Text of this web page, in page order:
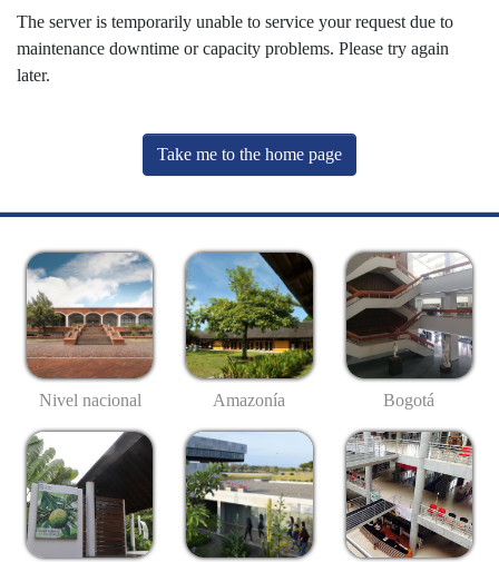
The server is temporarily unable to service your request due to
maintenance downtime or capacity problems. Please try again
later.
Take me to the home page
Nivel nacional Amazonía Bogotá